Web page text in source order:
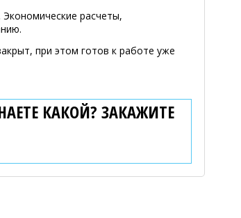
расчеты,
при этом готов к работе уже
КАКОЙ? ЗАКАЖИТЕ